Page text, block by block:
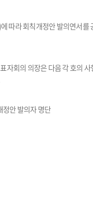
따라 회칙개정안 발의연서를
자회의 의장은 다음 각 호의
정안 발의자 명단